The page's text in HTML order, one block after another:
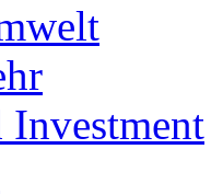
Investment